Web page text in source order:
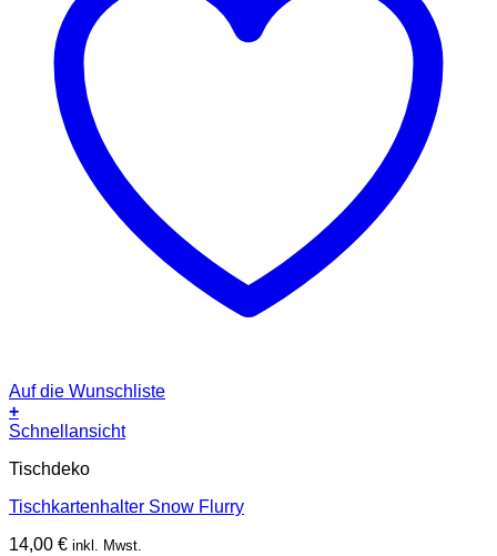
Auf die Wunschliste
+
Schnellansicht
Tischdeko
Tischkartenhalter Snow Flurry
14,00 € inkl. Mwst.